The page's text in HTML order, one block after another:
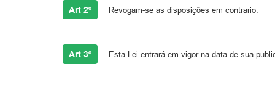
Art 2º Revogam-se as disposições em contrario.
Art 3º Esta Lei entrará em vigor na data de sua